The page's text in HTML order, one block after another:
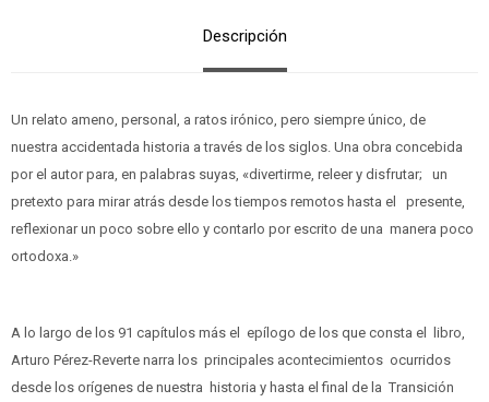
Descripción
Un relato ameno, personal, a ratos irónico, pero siempre único, de
nuestra accidentada historia a través de los siglos. Una obra concebida
por el autor para, en palabras suyas, «divertirme, releer y disfrutar; un
pretexto para mirar atrás desde los tiempos remotos hasta el presente,
reflexionar un poco sobre ello y contarlo por escrito de una manera poco
ortodoxa.»
A lo largo de los 91 capítulos más el epílogo de los que consta el libro,
Arturo Pérez-Reverte narra los principales acontecimientos ocurridos
desde los orígenes de nuestra historia y hasta el final de la Transición